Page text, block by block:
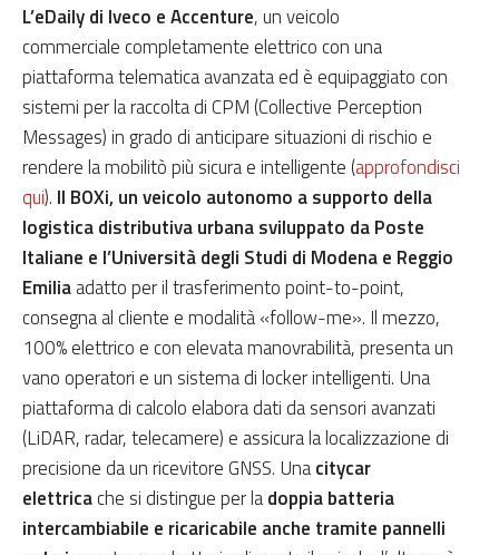
L’eDaily di Iveco e Accenture, un veicolo
commerciale completamente elettrico con una
piattaforma telematica avanzata ed è equipaggiato con
sistemi per la raccolta di CPM (Collective Perception
Messages) in grado di anticipare situazioni di rischio e
rendere la mobilitò più sicura e intelligente (approfondisci
qui). Il BOXi, un veicolo autonomo a supporto della
logistica distributiva urbana sviluppato da Poste
Italiane e l’Università degli Studi di Modena e Reggio
Emiliaadatto per il trasferimento point-to-point,
consegna al cliente e modalità «follow-me». Il mezzo,
100% elettrico e con elevata manovrabilità, presenta un
vano operatori e un sistema di locker intelligenti. Una
piattaforma di calcolo elabora dati da sensori avanzati
(LiDAR, radar, telecamere) e assicura la localizzazione di
precisione da un ricevitore GNSS. Unacitycar
elettricache si distingue per ladoppia batteria
intercambiabile e ricaricabile anche tramite pannelli